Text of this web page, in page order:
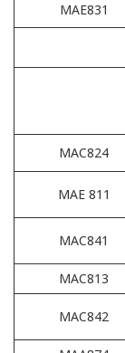
MAE831
MAC824
MAE 811
MAC841
MAC813
MAC842